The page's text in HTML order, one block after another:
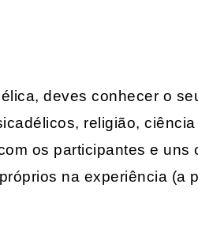
deves conhecer o
religião, ciência
os participantes e uns
na experiência (a